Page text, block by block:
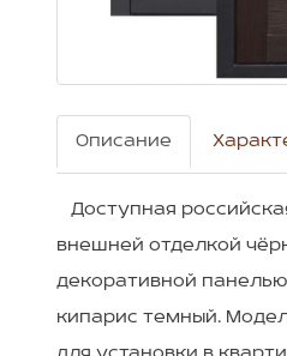
Описание
Доступная
внешней отделкой
декоративной
кипарис темный.